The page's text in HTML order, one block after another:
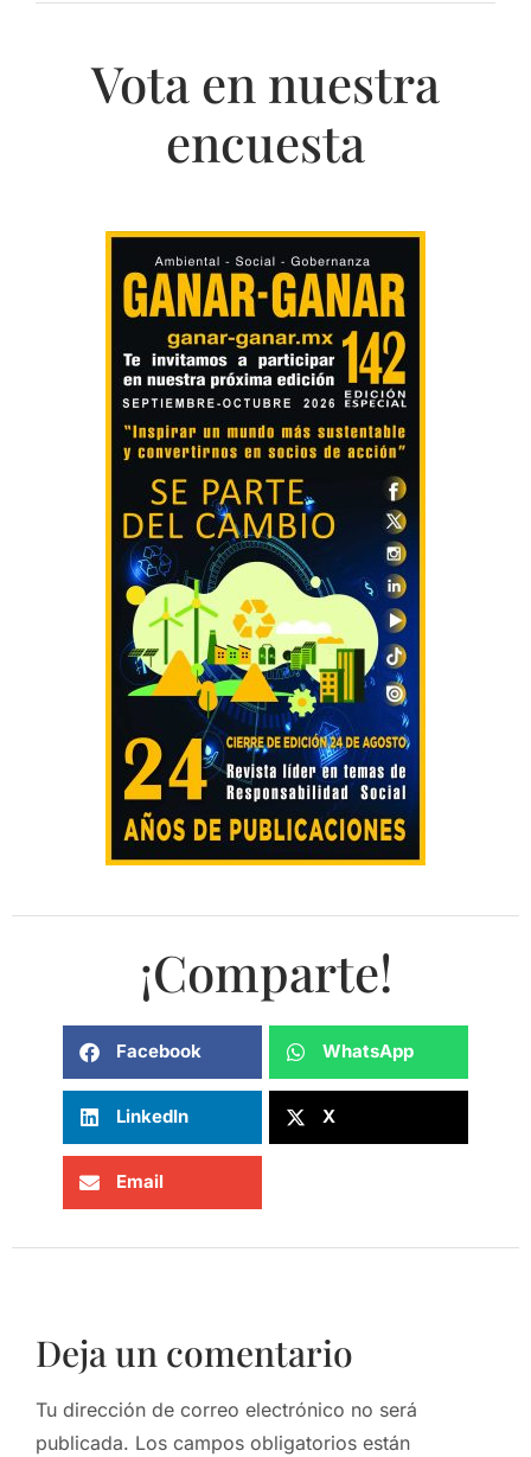
Vota en nuestra
encuesta
¡Comparte!
Facebook WhatsApp
LinkedIn X
Email
Deja un comentario
Tu dirección de correo electrónico no será
publicada. Los campos obligatorios están